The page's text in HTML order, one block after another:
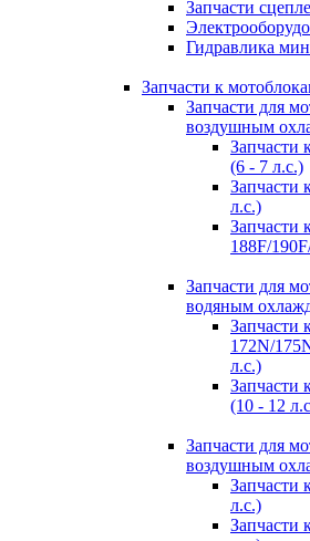
Запчасти
Гидравлика
Запчасти к
Запчасти для
воздушным
Запчасти
(6 - 7 л.с.)
Запчасти
л.с.)
Запчасти
188F/
Запчасти для
водяным
Запчасти
172N/
л.с.)
Запчасти
(10 - 12
Запчасти для
воздушным
Запчасти
л.с.)
Запчасти